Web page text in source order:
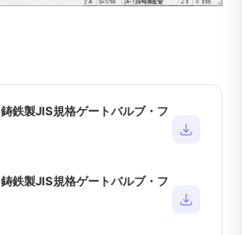
鋳鉄製JIS規格ゲートバルブ・フ
鋳鉄製JIS規格ゲートバルブ・フ